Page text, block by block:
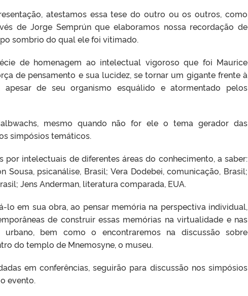
atestamos essa tese do outro ou os outros, como
de Jorge Semprún que elaboramos nossa recordação de
sombrio do qual ele foi vitimado.
de homenagem ao intelectual vigoroso que foi Maurice
de pensamento e sua lucidez, se tornar um gigante frente à
apesar de seu organismo esquálido e atormentado pelos
mesmo quando não for ele o tema gerador das
simpósios temáticos.
por intelectuais de diferentes áreas do conhecimento, a saber:
Sousa, psicanálise, Brasil; Vera Dodebei, comunicação, Brasil;
Jens Anderman, literatura comparada, EUA.
lo em sua obra, ao pensar memória na perspectiva individual,
de construir essas memórias na virtualidade e nas
bem como o encontraremos na discussão sobre
do templo de Mnemosyne, o museu.
em conferências, seguirão para discussão nos simpósios
evento.